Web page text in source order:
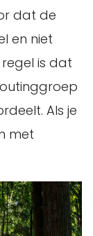
dat de
en niet
is dat
Als je
met